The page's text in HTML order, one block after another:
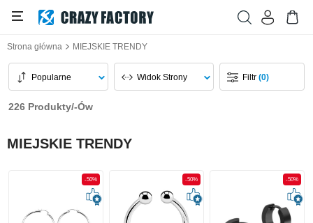
Strona główna MIEJSKIE TRENDY
Popularne Widok Strony Filtr(0)
226 Produkty/-Ów
MIEJSKIE TRENDY
-50% -50% -50%